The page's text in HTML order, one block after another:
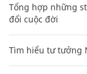
Tổng hợp những
đổi cuộc đời
Tìm hiểu tư tưởng